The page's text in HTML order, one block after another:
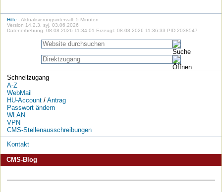
Hilfe - Aktualisierungsintervall: 5 Minuten
Version 14.2.3, syj, 03.06.2026
Datenerhebung: 08.08.2026 11:34:01 Erzeugt: 08.08.2026 11:36:33 PID 2038547
Schnellzugang
A-Z
WebMail
HU-Account/ Antrag
Passwort ändern
WLAN
VPN
CMS-Stellenausschreibungen
Kontakt
CMS-Blog